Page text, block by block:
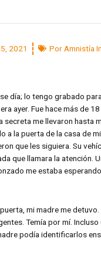
2021 Por Amnistía
día; lo tengo grabado
ayer. Fue hace más de
secreta me llevaron hasta
a la puerta de la casa de
que les siguiera. Su
que llamara la atención.
me estaba
mi madre me
Temía por mí. Incluso
podía identificarlos